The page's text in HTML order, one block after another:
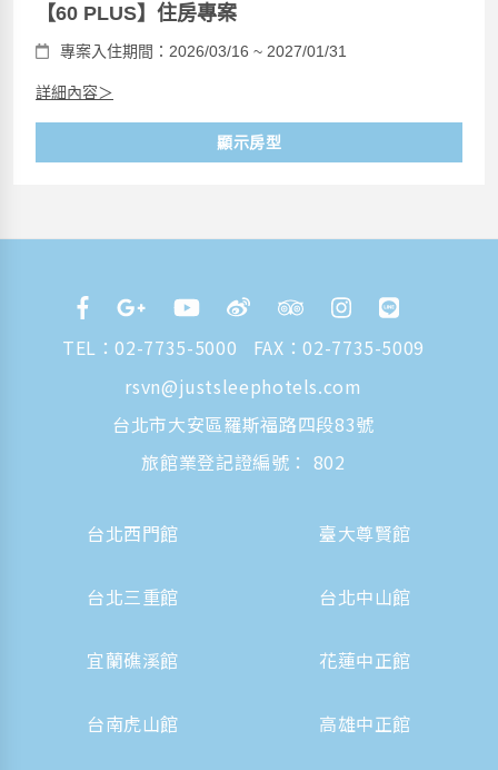
【60 PLUS】住房專案
專案入住期間：2026/03/16 ~ 2027/01/31
詳細內容＞
顯示房型
TEL：02-7735-5000
FAX：02-7735-5009
rsvn@justsleephotels.com
台北市大安區羅斯福路四段83號
旅館業登記證編號： 802
台北西門館 臺大尊賢館
台北三重館 台北中山館
宜蘭礁溪館 花蓮中正館
台南虎山館 高雄中正館